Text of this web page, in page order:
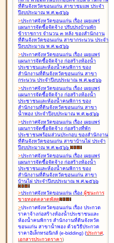
ที่ดินจังหวัดขอนแก่น สาขาชุมแพ ประจำ
ปีงบประมาณ พ.ศ.๒๕๖๖
>ประกาศจังหวัดขอนแก่น เรื่อง เผยแพร่
แผนการจัดซื้อจัดจ้าง ปรับปรุงบ้านพัก
ข้าราชการ จำนวน ๓ หลัง ของสำนักงาน
ที่ดินจังหวัดขอนแก่น สาขากระนวน ประจำ
ปีงบประมาณ พ.ศ.๒๕๖๖
>ประกาศจังหวัดขอนแก่น เรื่อง เผยแพร่
แผนการจัดซื้อจัดจ้าง ก่อสร้างห้องน้ำ
ประชาชนและห้องน้ำคนพิการ ของ
สำนักงานที่ดินจังหวัดขอนแก่น สาขา
กระนวน ประจำปีงบประมาณ พ.ศ.๒๕๖๖
>ประกาศจังหวัดขอนแก่น เรื่อง เผยแพร่
แผนการจัดซื้อจัดจ้าง ก่อสร้างห้องน้ำ
ประชาชนและห้องน้ำคนพิการ ของ
สำนักงานที่ดินจังหวัดขอนแก่น สาขา
น้ำพอง ประจำปีงบประมาณ พ.ศ.๒๕๖๖
>ประกาศจังหวัดขอนแก่น เรื่อง เผยแพร่
แผนการจัดซื้อจัดจ้าง ก่อสร้างที่พัก
ประชาชนพร้อมส่วนประกอบ ของสำนักงาน
ที่ดินจังหวัดขอนแก่น สาขาบ้านไผ่ ประจำ
ปีงบประมาณ พ.ศ.๒๕๖๖
>ประกาศจังหวัดขอนแก่น เรื่อง เผยแพร่
แผนการจัดซื้อจัดจ้าง ก่อสร้างห้องน้ำ
ประชาชนและห้องน้ำคนพิการ ของ
สำนักงานที่ดินจังหวัดขอนแก่น สาขา
บ้านไผ่ ประจำปีงบประมาณ พ.ศ.๒๕๖๖
>ประกาศจังหวัดขอนแก่น เรื่อง ผู้ชนะการ
ขายทอดตลาดพัสดุ
>ประกาศจังหวัดขอนแก่น เรื่อง ประกวด
ราคาจ้างก่อสร้างห้องน้ำประชาชนและ
ห้องน้ำคนพิการ สำนักงานที่ดินจังหวัด
ขอนแก่น สาขาน้ำพอง ด้วยวิธีประกวด
ราคาอิเล็กทรอนิกส์ (e-bidding) (ประกาศ,
เอกสารประกวดราคา)